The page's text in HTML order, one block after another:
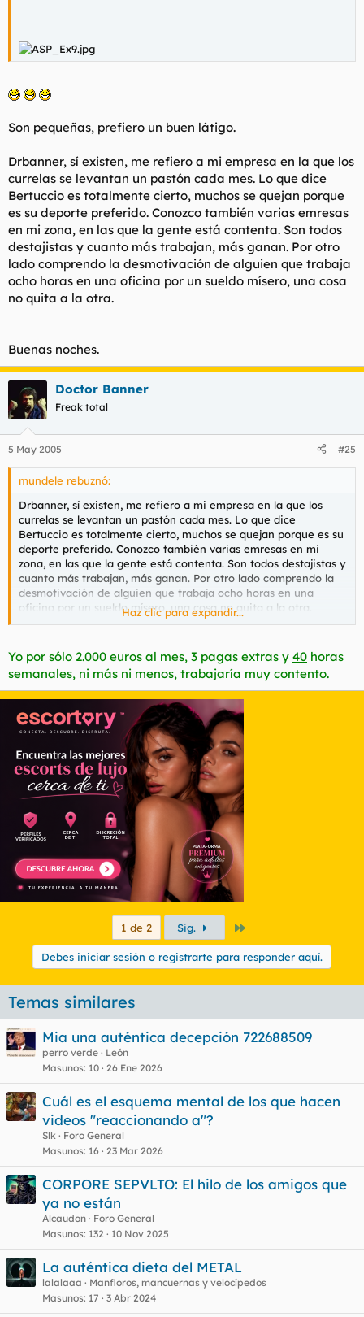
Son pequeñas, prefiero un buen látigo.
Drbanner, sí existen, me refiero a mi empresa en la que los
currelas se levantan un pastón cada mes. Lo que dice
Bertuccio es totalmente cierto, muchos se quejan porque
es su deporte preferido. Conozco también varias emresas
en mi zona, en las que la gente está contenta. Son todos
destajistas y cuanto más trabajan, más ganan. Por otro
lado comprendo la desmotivación de alguien que trabaja
ocho horas en una oficina por un sueldo mísero, una cosa
no quita a la otra.
Buenas noches.
Doctor Banner
Freak total
5 May 2005 #25
mundele rebuznó:
Drbanner, sí existen, me refiero a mi empresa en la que los
currelas se levantan un pastón cada mes. Lo que dice
Bertuccio es totalmente cierto, muchos se quejan porque es su
deporte preferido. Conozco también varias emresas en mi
zona, en las que la gente está contenta. Son todos destajistas y
cuanto más trabajan, más ganan. Por otro lado comprendo la
desmotivación de alguien que trabaja ocho horas en una
oficina por un sueldo mísero, una cosa no quita a la otra.
Buenas noches.
Haz clic para expandir...
Yo por sólo 2.000 euros al mes, 3 pagas extras y 40 horas
semanales, ni más ni menos, trabajaría muy contento.
1 de 2 Sig.
Debes iniciar sesión o registrarte para responder aquí.
Temas similares
Mia una auténtica decepción 722688509
perro verde
León
Masunos 10 26 Ene 2026
Cuál es el esquema mental de los que hacen
videos "reaccionando a"?
Slk
Foro General
Masunos 16 23 Mar 2026
CORPORE SEPVLTO: El hilo de los amigos que
ya no están
Alcaudon
Foro General
Masunos 132 10 Nov 2025
La auténtica dieta del METAL
lalalaaa
Manfloros, mancuernas y velocípedos
Masunos 17 3 Abr 2024